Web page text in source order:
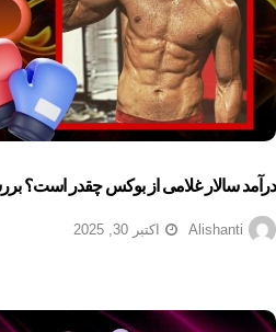
درآمد سالار غلامی از بوکس چقدر است؟
Alishanti اکتبر 30, 2025